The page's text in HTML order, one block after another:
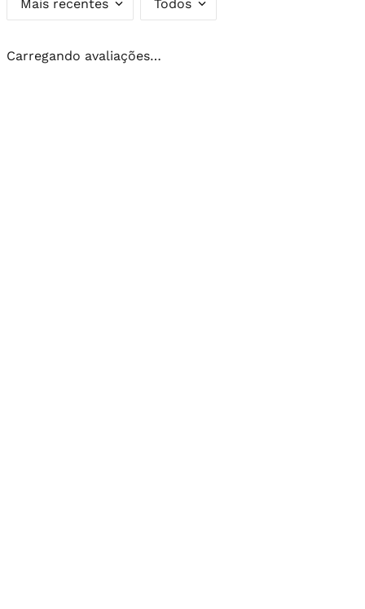
Mais recentes Todos
Carregando avaliações…